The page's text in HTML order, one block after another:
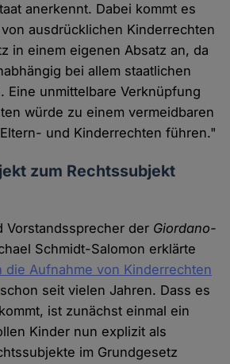
anerkennt. Dabei kommt es
ausdrücklichen Kinderrechten
in einem eigenen Absatz an, da
bei allem staatlichen
Eine unmittelbare Verknüpfung
würde zu einem vermeidbaren
und Kinderrechten führen."
zum Rechtssubjekt
Vorstandssprecher der Giordano-
Schmidt-Salomon erklärte
die Aufnahme von Kinderrechten
schon seit vielen Jahren. Dass es
ist zunächst einmal ein
Kinder nun explizit als
im Grundgesetz